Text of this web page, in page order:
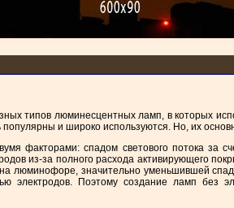
типов люминесцентных ламп, в которых
и широко используются. Но, их
факторами: спадом светового потока за
из-за полного расхода активирующего
люминофоре, значительно уменьшившей
электродов. Поэтому создание ламп